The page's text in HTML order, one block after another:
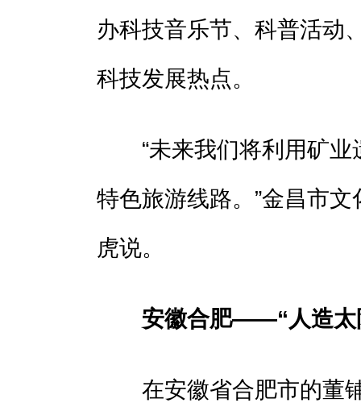
办科技音乐节、科普活动
科技发展热点。
“未来我们将利用矿业
特色旅游线路。”金昌市
虎说。
安徽合肥——“人造太
在安徽省合肥市的董铺